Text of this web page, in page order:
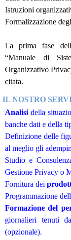
Istruzioni
Formalizzazione
La prima fase
“Manuale di
Organizzativo
citata.
IL NOSTRO
Analisi della
banche dati e della
Definizione delle
al meglio gli
Studio e
Gestione Privacy o
Fornitura dei
Programmazione
Formazione del
giornalieri tenuti
(opzionale).